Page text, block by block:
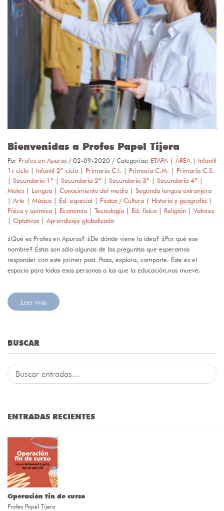
Bienvenidas a Profes Papel Tijera
Por Profes en Apuros /02-09-2020 / Categorías: ETAPA | ÁREA | Infantil
1r ciclo | Infantil 2º ciclo | Primaria C.I. | Primaria C.M. | Primaria C.S.
| Secundaria 1º | Secundaria 2º | Secundaria 3º | Secundaria 4º |
Mates | Lengua | Conocimiento del medio | Segunda lengua extranjera
| Arte | Música | Ed. especial | Festas / Cultura | Historia y geografía |
Física y química | Economía | Tecnología | Ed. física | Religión | Valores
| Optativas | Aprendizaje globalizado
¿Qué es Profes en Apuros? ¿De dónde viene la idea? ¿Por qué ese
nombre? Éstas son sólo algunas de las preguntas que esperamos
responder con este primer post. Pasa, explora, comparte. Éste es el
espacio para todas esas personas a las que la educación,nos mueve.
Leer más
BUSCAR
ENTRADAS RECIENTES
Operación fin de curso
Profes Papel Tijera